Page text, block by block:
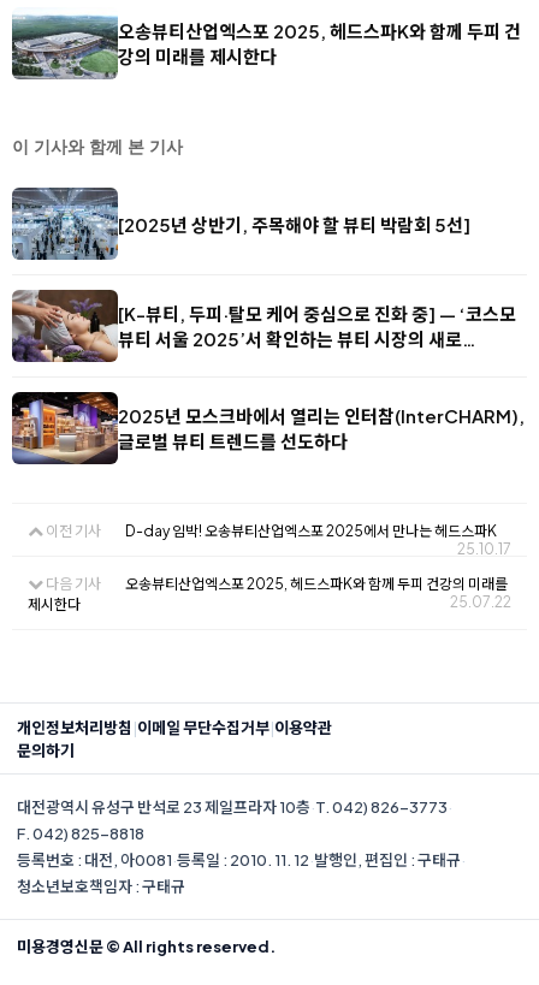
오송뷰티산업엑스포 2025, 헤드스파K와 함께 두피 건
강의 미래를 제시한다
이 기사와 함께 본 기사
[2025년 상반기, 주목해야 할 뷰티 박람회 5선]
[K-뷰티, 두피·탈모 케어 중심으로 진화 중] — ‘코스모
뷰티 서울 2025’서 확인하는 뷰티 시장의 새로…
2025년 모스크바에서 열리는 인터참(InterCHARM),
글로벌 뷰티 트렌드를 선도하다
이전 기사
D-day 임박! 오송뷰티산업엑스포 2025에서 만나는 헤드스파K
25.10.17
다음 기사
오송뷰티산업엑스포 2025, 헤드스파K와 함께 두피 건강의 미래를
제시한다
25.07.22
개인정보처리방침 |이메일 무단수집거부|이용약관
문의하기
대전광역시 유성구 반석로 23 제일프라자 10층·T. 042) 826-3773·
F. 042) 825-8818
등록번호 : 대전, 아0081·등록일 : 2010. 11. 12·발행인, 편집인 : 구태규·
청소년보호책임자 : 구태규
미용경영신문 © All rights reserved.